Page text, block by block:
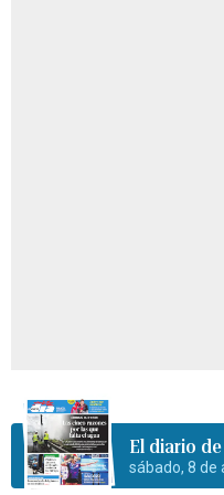
El diario
sábado, 8 de